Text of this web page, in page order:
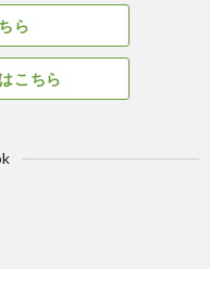
ら
こちら